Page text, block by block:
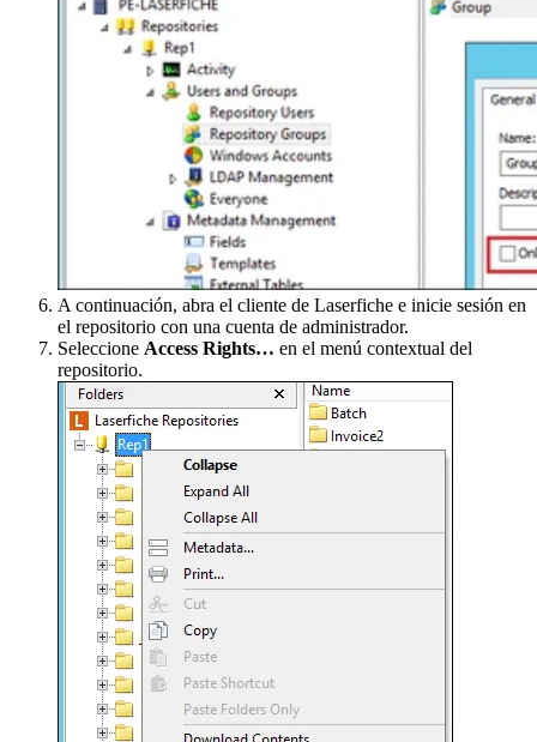
A continuación, abra el cliente de Laserfiche e inicie sesión en
el repositorio con una cuenta de administrador.
Seleccione Access Rights… en el menú contextual del
repositorio.